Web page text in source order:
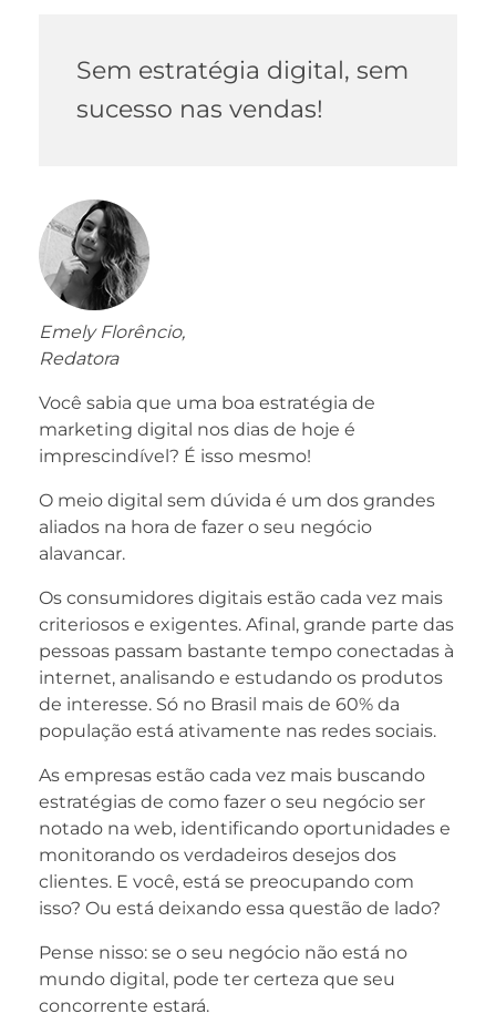
Sem estratégia digital, sem
sucesso nas vendas!
Emely Florêncio,
Redatora
Você sabia que uma boa estratégia de
marketing digital nos dias de hoje é
imprescindível? É isso mesmo!
O meio digital sem dúvida é um dos grandes
aliados na hora de fazer o seu negócio
alavancar.
Os consumidores digitais estão cada vez mais
criteriosos e exigentes. Afinal, grande parte das
pessoas passam bastante tempo conectadas à
internet, analisando e estudando os produtos
de interesse. Só no Brasil mais de 60% da
população está ativamente nas redes sociais.
As empresas estão cada vez mais buscando
estratégias de como fazer o seu negócio ser
notado na web, identificando oportunidades e
monitorando os verdadeiros desejos dos
clientes. E você, está se preocupando com
isso? Ou está deixando essa questão de lado?
Pense nisso: se o seu negócio não está no
mundo digital, pode ter certeza que seu
concorrente estará.